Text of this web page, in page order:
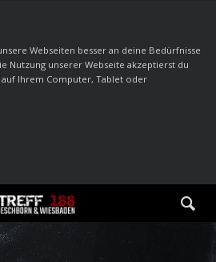
Webseiten besser an deine Bedürfnisse
Nutzung unserer Webseite akzeptierst du
Ihrem Computer, Tablet oder